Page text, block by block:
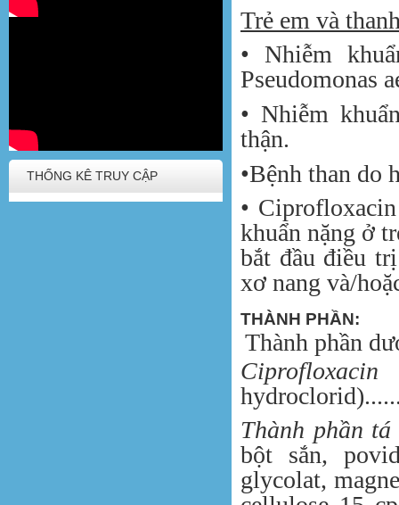
THỐNG KÊ TRUY CẬP
Trẻ em và
• Nhiễm
Pseudomonas
• Nhiễm
thận.
•Bệnh than do
•
khuẩn nặng ở
bắt đầu điều
xơ nang và/
THÀNH PHẦN:
Thành phần
Thành phần
bột sắn,
glycolat,